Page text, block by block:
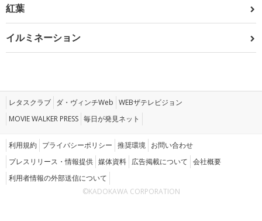
紅葉
イルミネーション
レタスクラブ ダ・ヴィンチWeb WEBザテレビジョン
MOVIE WALKER PRESS 毎日が発見ネット
利用規約 プライバシーポリシー 推奨環境 お問い合わせ
プレスリリース・情報提供 媒体資料 広告掲載について 会社概要
利用者情報の外部送信について
©KADOKAWA CORPORATION